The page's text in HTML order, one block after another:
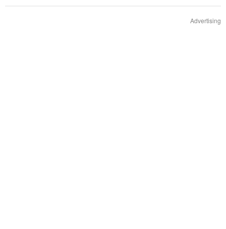
Advertising